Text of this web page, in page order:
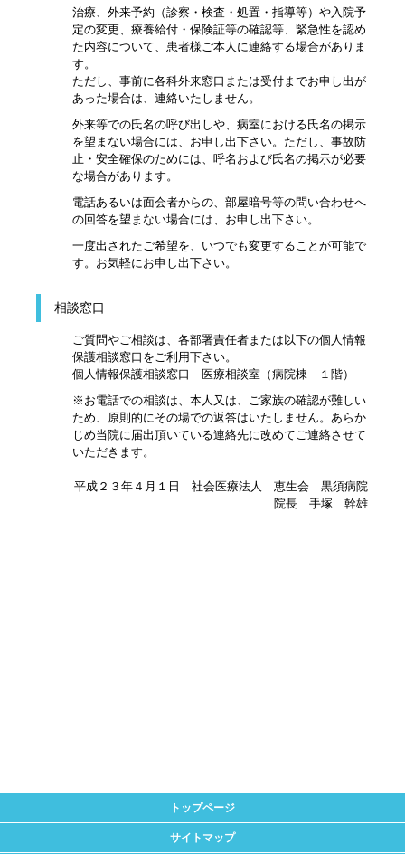
治療、外来予約（診察・検査・処置・指導等）や入院予
定の変更、療養給付・保険証等の確認等、緊急性を認め
た内容について、患者様ご本人に連絡する場合がありま
す。
ただし、事前に各科外来窓口または受付までお申し出が
あった場合は、連絡いたしません。
外来等での氏名の呼び出しや、病室における氏名の掲示
を望まない場合には、お申し出下さい。ただし、事故防
止・安全確保のためには、呼名および氏名の掲示が必要
な場合があります。
電話あるいは面会者からの、部屋暗号等の問い合わせへ
の回答を望まない場合には、お申し出下さい。
一度出されたご希望を、いつでも変更することが可能で
す。お気軽にお申し出下さい。
相談窓口
ご質問やご相談は、各部署責任者または以下の個人情報
保護相談窓口をご利用下さい。
個人情報保護相談窓口 医療相談室（病院棟 １階）
※お電話での相談は、本人又は、ご家族の確認が難しい
ため、原則的にその場での返答はいたしません。あらか
じめ当院に届出頂いている連絡先に改めてご連絡させて
いただきます。
平成２３年４月１日 社会医療法人 恵生会 黒須病院
院長 手塚 幹雄
トップページ
サイトマップ